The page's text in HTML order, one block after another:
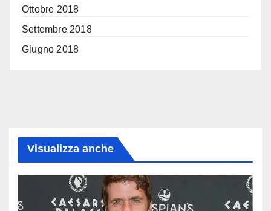
Ottobre 2018
Settembre 2018
Giugno 2018
Visualizza anche